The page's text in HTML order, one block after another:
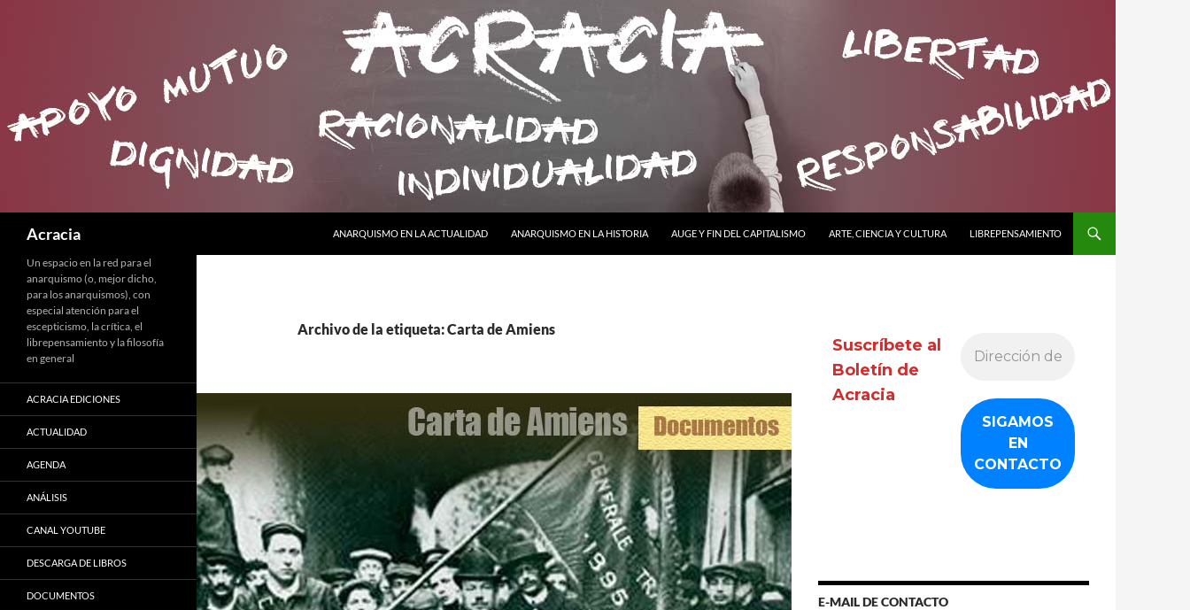
Acracia
ANARQUISMO EN LA ACTUALIDAD
ANARQUISMO EN LA HISTORIA AUGE Y FIN DEL CAPITALISMO ARTE, CIENCIA Y CULTURA LIBREPENSAMIENTO
Archivo de la etiqueta: Carta de Amiens
Suscríbete al
Boletín de
Acracia
E-MAIL DE CONTACTO
Un espacio en la red para el
anarquismo (o, mejor dicho,
para los anarquismos), con
especial atención para el
escepticismo, la crítica, el
librepensamiento y la filosofía
en general
ACRACIA EDICIONES
ACTUALIDAD
AGENDA
ANÁLISIS
CANAL YOUTUBE
DESCARGA DE LIBROS
DOCUMENTOS